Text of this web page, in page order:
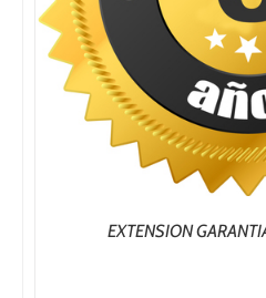
EXTENSION